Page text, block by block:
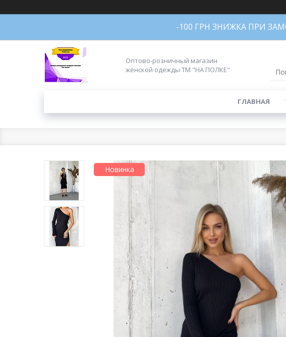
-100 ГРН ЗНИЖКА ПРИ
Оптово-розничный магазин
женской одежды ТМ "НА ПОЛКЕ"
ГЛАВНАЯ
Новинка